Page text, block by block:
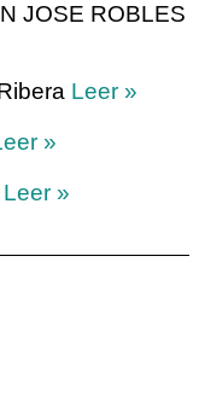
JOSE ROBLES
Leer »
»
Leer »